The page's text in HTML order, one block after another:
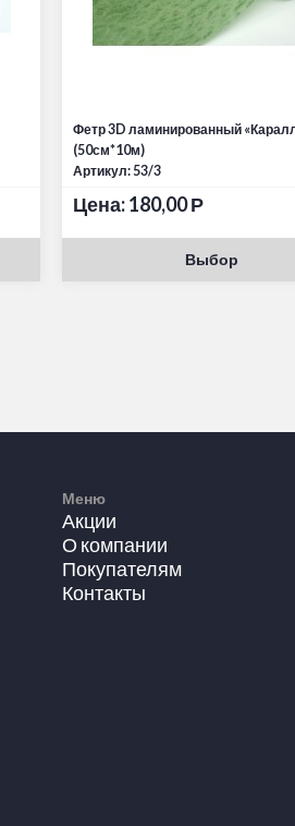
Фетр 3D ламинированный
(50см*10м)
Артикул: 53/3
Цена:180,00Р
Выбор
Меню
Акции
О компании
Покупателям
Контакты